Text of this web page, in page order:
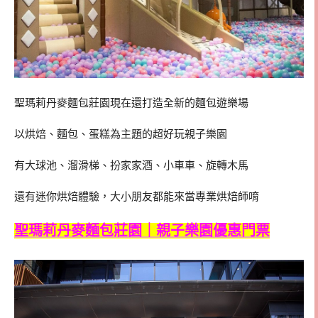
聖瑪莉丹麥麵包莊園現在還打造全新的麵包遊樂場
以烘焙、麵包、蛋糕為主題的超好玩親子樂園
有大球池、溜滑梯、扮家家酒、小車車、旋轉木馬
還有迷你烘焙體驗，大小朋友都能來當專業烘焙師唷
聖瑪莉丹麥麵包莊園｜親子樂園優惠門票